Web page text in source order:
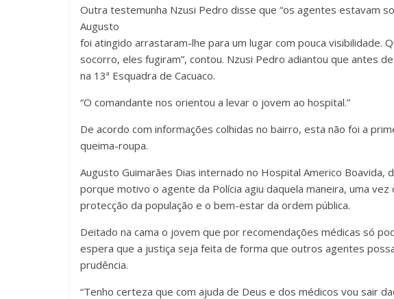
Outra testemunha Nzusi Pedro disse que “os agentes estavam
Augusto
foi atingido arrastaram-lhe para um lugar com pouca visibilidade.
socorro, eles fugiram”, contou. Nzusi Pedro adiantou que antes
na 13ª Esquadra de Cacuaco.
“O comandante nos orientou a levar o jovem ao hospital.”
De acordo com informações colhidas no bairro, esta não foi a
queima-roupa.
Augusto Guimarães Dias internado no Hospital Americo
porque motivo o agente da Polícia agiu daquela maneira, uma
protecção da população e o bem-estar da ordem pública.
Deitado na cama o jovem que por recomendações médicas só
espera que a justiça seja feita de forma que outros agentes
prudência.
“Tenho certeza que com ajuda de Deus e dos médicos vou sair